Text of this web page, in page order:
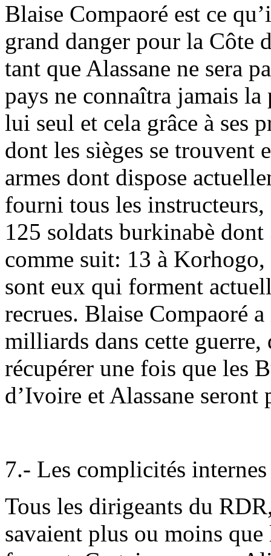
Blaise Compaoré est ce
grand danger pour la Côte
tant que Alassane ne sera
pays ne connaîtra jamais
lui seul et cela grâce à ses
dont les sièges se trouvent
armes dont dispose
fourni tous les
125 soldats burkinabè
comme suit: 13 à
sont eux qui forment
recrues. Blaise Compaoré
milliards dans cette guerre,
récupérer une fois que les
d’Ivoire et Alassane
7.- Les complicités internes
Tous les dirigeants du
savaient plus ou moins